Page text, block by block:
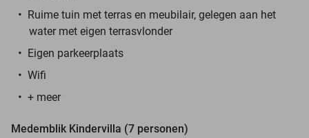
Ruime tuin met terras en meubilair, gelegen aan het
water met eigen terrasvlonder
Eigen parkeerplaats
Wifi
+ meer
Medemblik Kindervilla (7 personen)